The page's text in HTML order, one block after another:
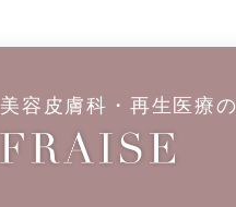
美容皮膚科・再生医療の